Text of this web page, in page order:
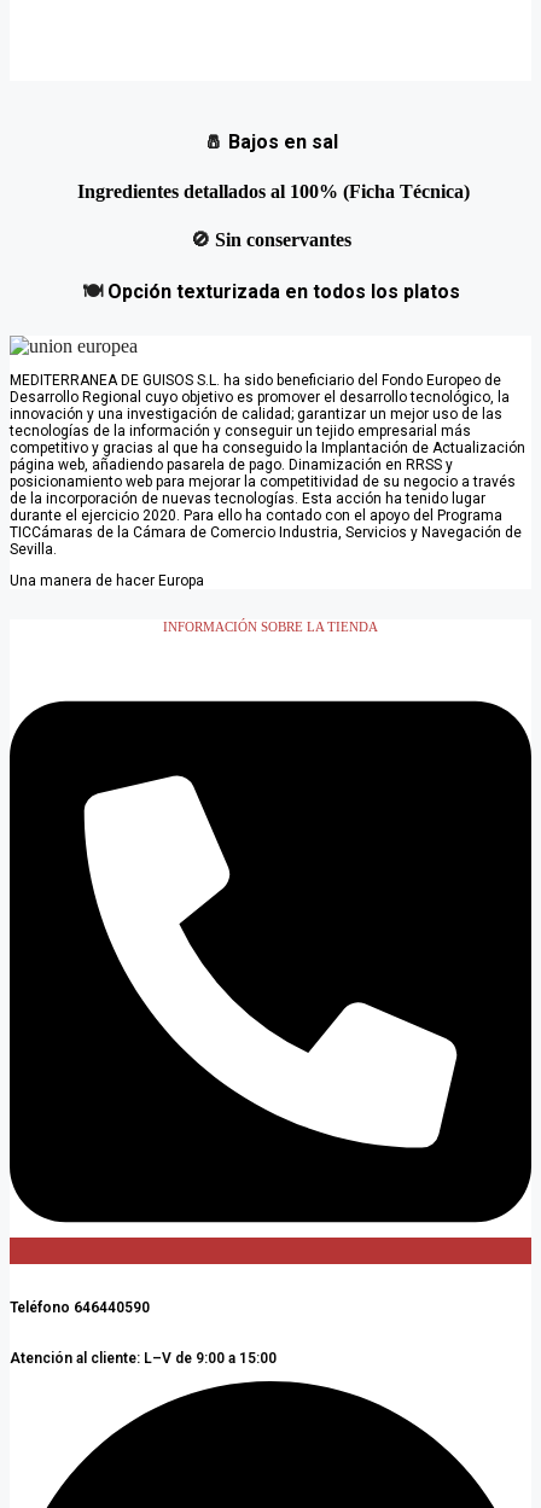
🧂 Bajos en sal
Ingredientes detallados al 100% (Ficha Técnica)
🚫 Sin conservantes
🍽️ Opción texturizada en todos los platos
MEDITERRANEA DE GUISOS S.L. ha sido beneficiario del Fondo Europeo de
Desarrollo Regional cuyo objetivo es promover el desarrollo tecnológico, la
innovación y una investigación de calidad; garantizar un mejor uso de las
tecnologías de la información y conseguir un tejido empresarial más
competitivo y gracias al que ha conseguido la Implantación de Actualización
página web, añadiendo pasarela de pago. Dinamización en RRSS y
posicionamiento web para mejorar la competitividad de su negocio a través
de la incorporación de nuevas tecnologías. Esta acción ha tenido lugar
durante el ejercicio 2020. Para ello ha contado con el apoyo del Programa
TICCámaras de la Cámara de Comercio Industria, Servicios y Navegación de
Sevilla.
Una manera de hacer Europa
INFORMACIÓN SOBRE LA TIENDA
Teléfono 646440590
Atención al cliente: L–V de 9:00 a 15:00